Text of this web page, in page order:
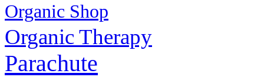
Organic Shop
Organic Therapy
Parachute